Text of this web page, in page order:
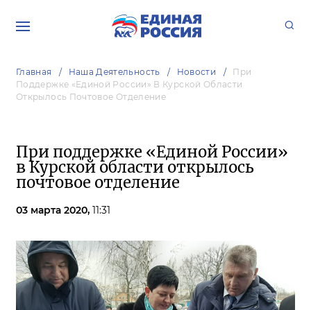
Главная Наша Деятельность Новости
При
Поддержке «Единой России» В Курской Области
Открылось Почтовое Отделение
При поддержке «Единой России»
в Курской области открылось
почтовое отделение
03 марта 2020, 11:31